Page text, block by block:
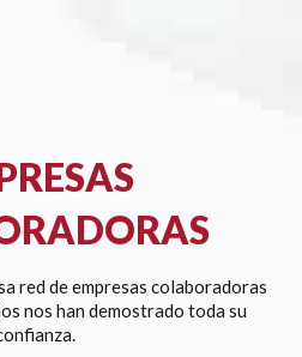
red de empresas colaboradoras
nos han demostrado toda su